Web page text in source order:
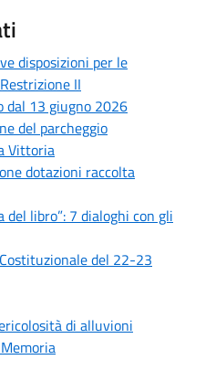
disposizioni per le
II
dal 13 giugno 2026
del parcheggio
Vittoria
dotazioni raccolta
libro”: 7 dialoghi con gli
del 22-23
di alluvioni